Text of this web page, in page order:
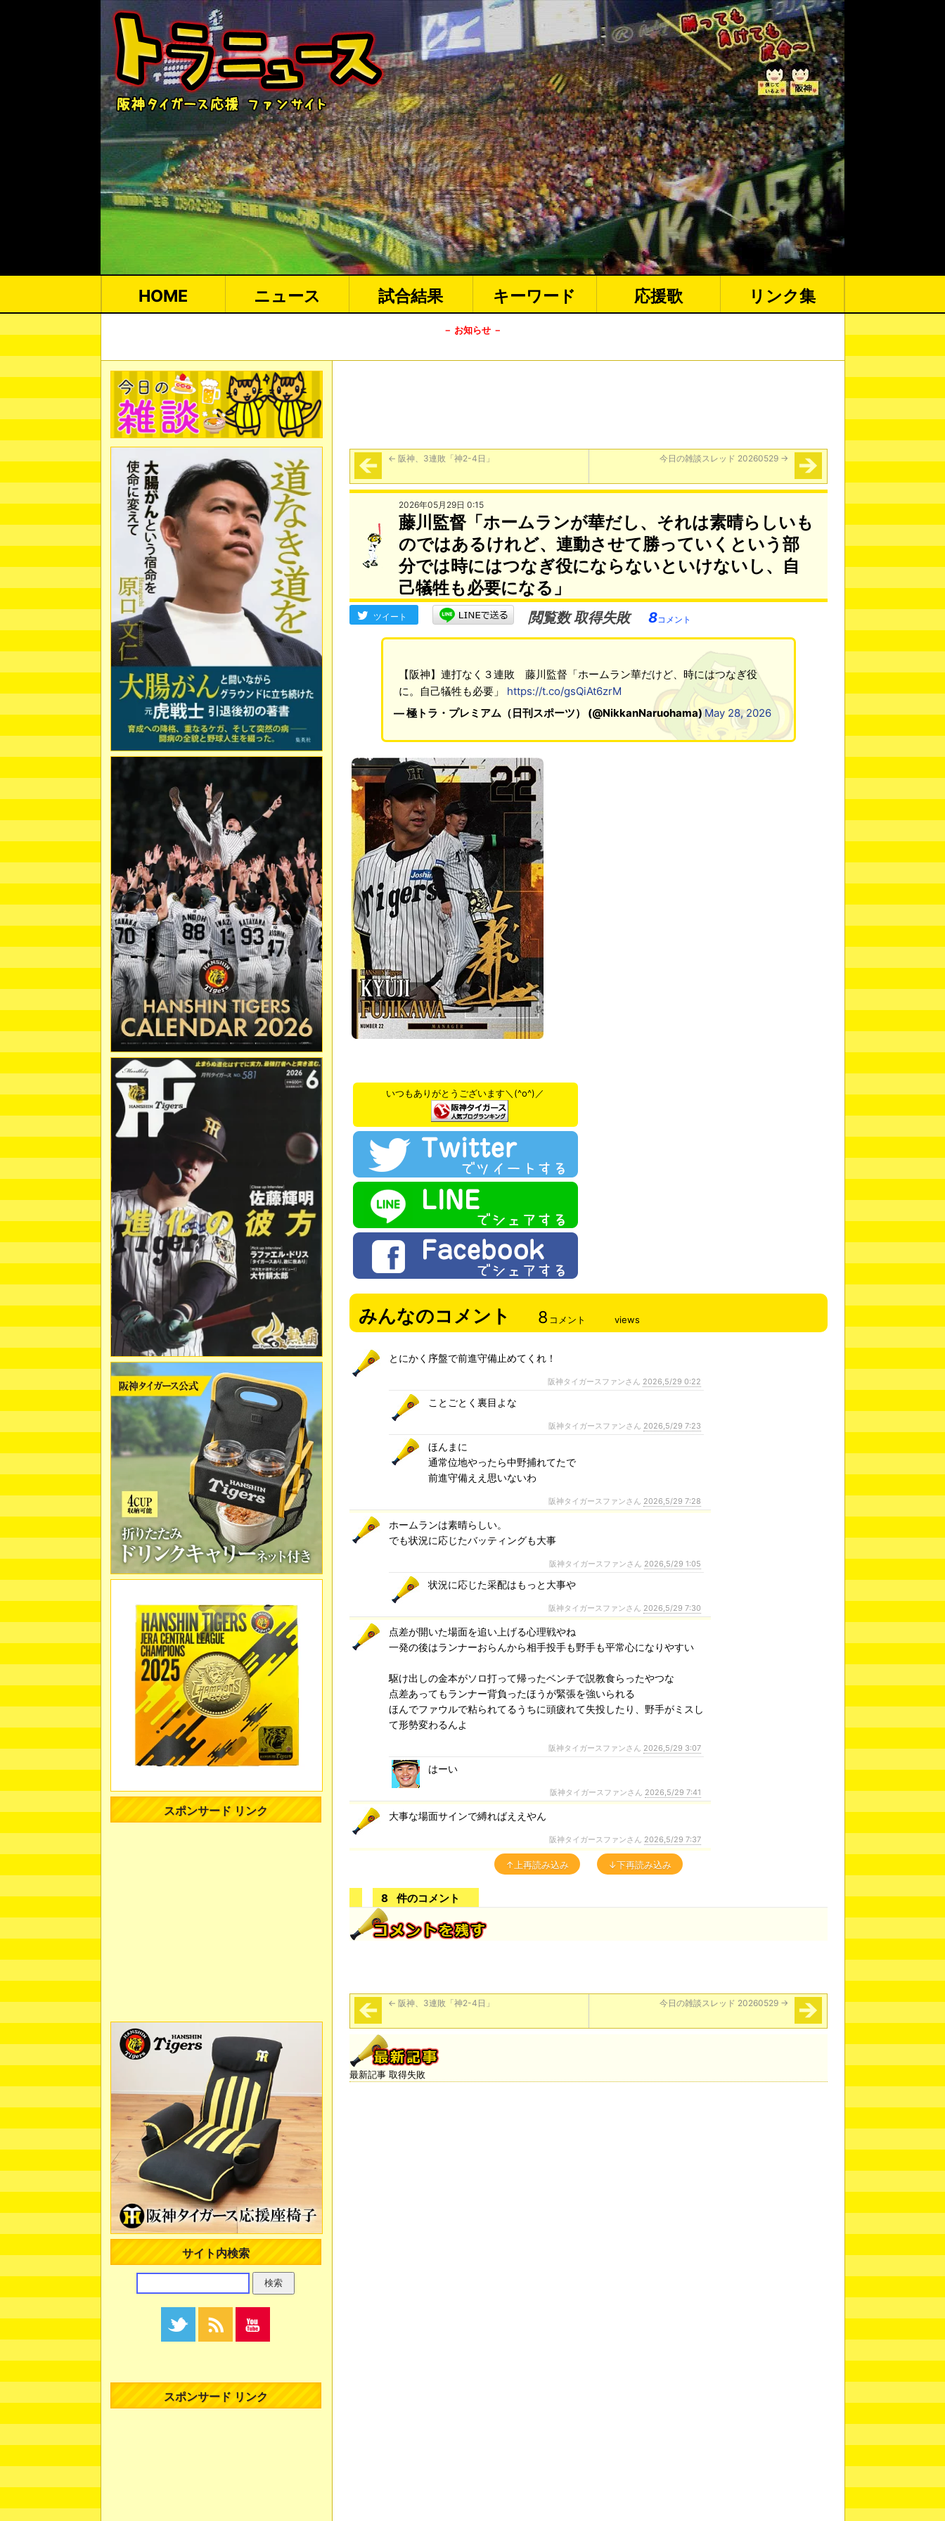
HOME ニュース 試合結果 キーワード 応援歌 リンク集
－ お知らせ －
← 阪神、3連敗「神2-4日」 今日の雑談スレッド 20260529 →
2026年05月29日 0:15
藤川監督「ホームランが華だし、それは素晴らしいも
のではあるけれど、連動させて勝っていくという部
分では時にはつなぎ役にならないといけないし、自
己犠牲も必要になる」
ツイート 閲覧数 取得失敗 8コメント
【阪神】連打なく３連敗 藤川監督「ホームラン華だけど、時にはつなぎ役
に。自己犠牲も必要」 https://t.co/gsQiAt6zrM
— 極トラ・プレミアム（日刊スポーツ） (@NikkanNaruohama) May 28, 2026
いつもありがとうございます＼(^o^)／
みんなのコメント 8 コメント views
とにかく序盤で前進守備止めてくれ！
阪神タイガースファンさん 2026,5/29 0:22
ことごとく裏目よな
阪神タイガースファンさん 2026,5/29 7:23
ほんまに
通常位地やったら中野捕れてたで
前進守備ええ思いないわ
阪神タイガースファンさん 2026,5/29 7:28
ホームランは素晴らしい。
でも状況に応じたバッティングも大事
阪神タイガースファンさん 2026,5/29 1:05
状況に応じた采配はもっと大事や
阪神タイガースファンさん 2026,5/29 7:30
点差が開いた場面を追い上げる心理戦やね
一発の後はランナーおらんから相手投手も野手も平常心になりやすい
駆け出しの金本がソロ打って帰ったベンチで説教食らったやつな
点差あってもランナー背負ったほうが緊張を強いられる
ほんでファウルで粘られてるうちに頭疲れて失投したり、野手がミスし
て形勢変わるんよ
阪神タイガースファンさん 2026,5/29 3:07
はーい
阪神タイガースファンさん 2026,5/29 7:41
大事な場面サインで縛ればええやん
阪神タイガースファンさん 2026,5/29 7:37
↑上再読み込み ↓下再読み込み
8 件のコメント
← 阪神、3連敗「神2-4日」 今日の雑談スレッド 20260529 →
最新記事 取得失敗
スポンサード リンク
サイト内検索
スポンサード リンク